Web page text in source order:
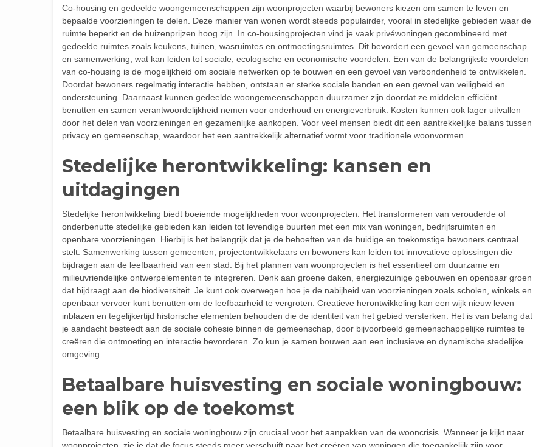
Co-housing en gedeelde woongemeenschappen zijn woonprojecten waarbij bewoners kiezen om samen te leven en
bepaalde voorzieningen te delen. Deze manier van wonen wordt steeds populairder, vooral in stedelijke gebieden waar de
ruimte beperkt en de huizenprijzen hoog zijn. In co-housingprojecten vind je vaak privéwoningen gecombineerd met
gedeelde ruimtes zoals keukens, tuinen, wasruimtes en ontmoetingsruimtes. Dit bevordert een gevoel van gemeenschap
en samenwerking, wat kan leiden tot sociale, ecologische en economische voordelen. Een van de belangrijkste voordelen
van co-housing is de mogelijkheid om sociale netwerken op te bouwen en een gevoel van verbondenheid te ontwikkelen.
Doordat bewoners regelmatig interactie hebben, ontstaan er sterke sociale banden en een gevoel van veiligheid en
ondersteuning. Daarnaast kunnen gedeelde woongemeenschappen duurzamer zijn doordat ze middelen efficiënt
benutten en samen verantwoordelijkheid nemen voor onderhoud en energieverbruik. Kosten kunnen ook lager uitvallen
door het delen van voorzieningen en gezamenlijke aankopen. Voor veel mensen biedt dit een aantrekkelijke balans tussen
privacy en gemeenschap, waardoor het een aantrekkelijk alternatief vormt voor traditionele woonvormen.
Stedelijke herontwikkeling: kansen en
uitdagingen
Stedelijke herontwikkeling biedt boeiende mogelijkheden voor woonprojecten. Het transformeren van verouderde of
onderbenutte stedelijke gebieden kan leiden tot levendige buurten met een mix van woningen, bedrijfsruimten en
openbare voorzieningen. Hierbij is het belangrijk dat je de behoeften van de huidige en toekomstige bewoners centraal
stelt. Samenwerking tussen gemeenten, projectontwikkelaars en bewoners kan leiden tot innovatieve oplossingen die
bijdragen aan de leefbaarheid van een stad. Bij het plannen van woonprojecten is het essentieel om duurzame en
milieuvriendelijke ontwerpelementen te integreren. Denk aan groene daken, energiezuinige gebouwen en openbaar groen
dat bijdraagt aan de biodiversiteit. Je kunt ook overwegen hoe je de nabijheid van voorzieningen zoals scholen, winkels en
openbaar vervoer kunt benutten om de leefbaarheid te vergroten. Creatieve herontwikkeling kan een wijk nieuw leven
inblazen en tegelijkertijd historische elementen behouden die de identiteit van het gebied versterken. Het is van belang dat
je aandacht besteedt aan de sociale cohesie binnen de gemeenschap, door bijvoorbeeld gemeenschappelijke ruimtes te
creëren die ontmoeting en interactie bevorderen. Zo kun je samen bouwen aan een inclusieve en dynamische stedelijke
omgeving.
Betaalbare huisvesting en sociale woningbouw:
een blik op de toekomst
Betaalbare huisvesting en sociale woningbouw zijn cruciaal voor het aanpakken van de wooncrisis. Wanneer je kijkt naar
woonprojecten, zie je dat de focus steeds meer verschuift naar het creëren van woningen die toegankelijk zijn voor